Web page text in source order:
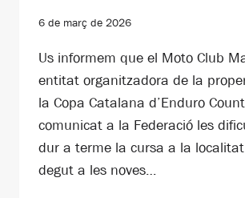
6 de març de 2026
Us informem que el Moto Club
entitat organitzadora de la
la Copa Catalana d’Enduro
comunicat a la Federació les
dur a terme la cursa a la localitat
degut a les noves…